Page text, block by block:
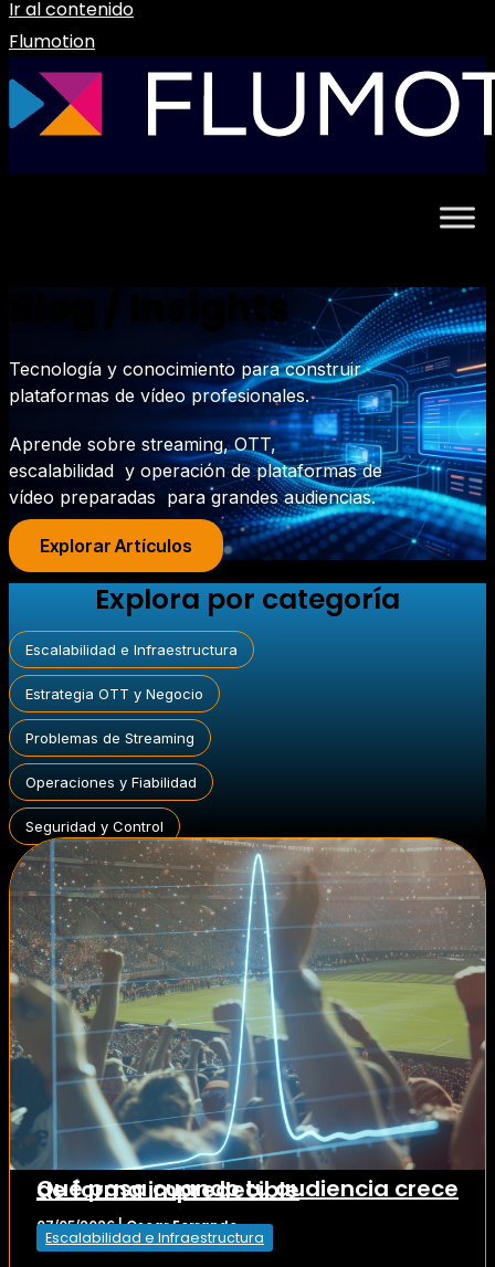
Ir al contenido
Flumotion
Blog / Insights
Tecnología y conocimiento para construir
plataformas de vídeo profesionales.
Aprende sobre streaming, OTT,
escalabilidad y operación de plataformas de
vídeo preparadas para grandes audiencias.
Explorar Artículos
Explora por categoría
Escalabilidad e Infraestructura
Estrategia OTT y Negocio
Problemas de Streaming
Operaciones y Fiabilidad
Seguridad y Control
Qué pasa cuando tu audiencia crece de forma impredecible
07/05/2026|Oscar Ferrando
Escalabilidad e Infraestructura